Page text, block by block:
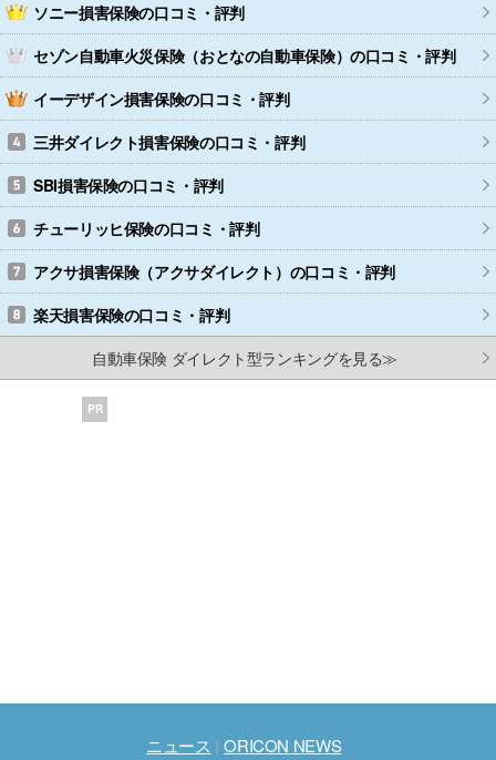
ソニー損害保険の口コミ・評判
セゾン自動車火災保険（おとなの自動車保険）の口コミ・評判
イーデザイン損害保険の口コミ・評判
三井ダイレクト損害保険の口コミ・評判
SBI損害保険の口コミ・評判
チューリッヒ保険の口コミ・評判
アクサ損害保険（アクサダイレクト） の口コミ・評判
楽天損害保険の口コミ・評判
自動車保険 ダイレクト型ランキングを見る≫
PR
ニュース ORICON NEWS